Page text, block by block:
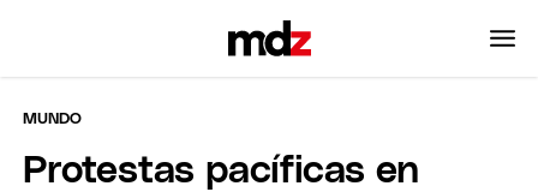
MUNDO
Protestas pacíficas en